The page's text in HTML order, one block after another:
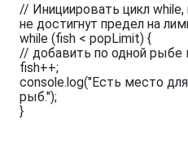
// Инициировать цикл
не достигнут предел на
while (fish < popLimit) {
// добавить по одной рыбе
fish++;
console.log("Есть место
рыб.");
}